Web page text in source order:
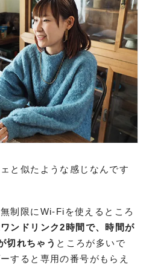
と似たような感じなんです
制限にWi-Fiを使えるところ
ンドリンク2時間で、時間が
切れちゃう ところが多いで
すると専用の番号がもらえ